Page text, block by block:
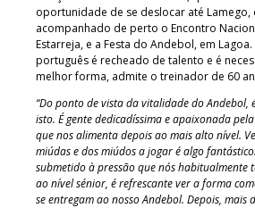
oportunidade de se deslocar até
acompanhado de perto o Encontro
Estarreja, e a Festa do Andebol, em
português é recheado de talento e é
melhor forma, admite o treinador de 60
“Do ponto de vista da vitalidade do Andebol,
isto. É gente dedicadíssima e apaixonada
que nos alimenta depois ao mais alto nível.
miúdas e dos miúdos a jogar é algo
submetido à pressão que nós habitualmente
ao nível sénior, é refrescante ver a forma
se entregam ao nosso Andebol. Depois, mais